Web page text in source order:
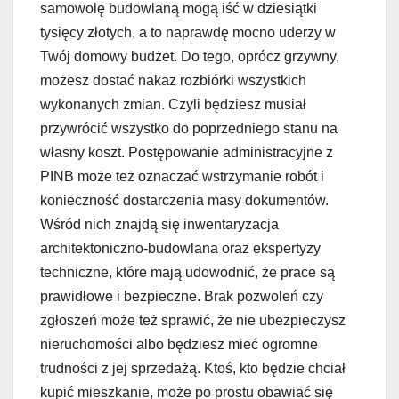
samowolę budowlaną mogą iść w dziesiątki
tysięcy złotych, a to naprawdę mocno uderzy w
Twój domowy budżet. Do tego, oprócz grzywny,
możesz dostać nakaz rozbiórki wszystkich
wykonanych zmian. Czyli będziesz musiał
przywrócić wszystko do poprzedniego stanu na
własny koszt. Postępowanie administracyjne z
PINB może też oznaczać wstrzymanie robót i
konieczność dostarczenia masy dokumentów.
Wśród nich znajdą się inwentaryzacja
architektoniczno-budowlana oraz ekspertyzy
techniczne, które mają udowodnić, że prace są
prawidłowe i bezpieczne. Brak pozwoleń czy
zgłoszeń może też sprawić, że nie ubezpieczysz
nieruchomości albo będziesz mieć ogromne
trudności z jej sprzedażą. Ktoś, kto będzie chciał
kupić mieszkanie, może po prostu obawiać się